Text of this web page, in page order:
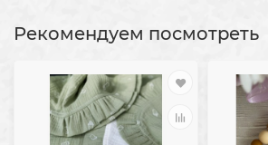
Рекомендуем посмотреть